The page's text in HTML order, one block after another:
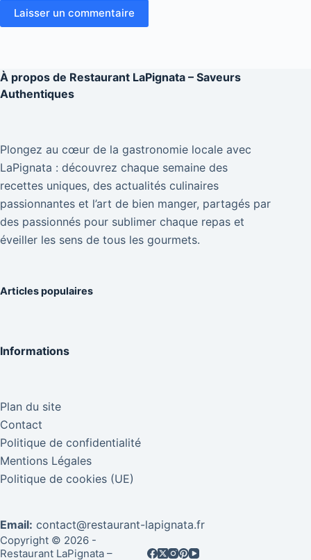
Laisser un commentaire
À propos de Restaurant LaPignata – Saveurs
Authentiques
Plongez au cœur de la gastronomie locale avec
LaPignata : découvrez chaque semaine des
recettes uniques, des actualités culinaires
passionnantes et l’art de bien manger, partagés par
des passionnés pour sublimer chaque repas et
éveiller les sens de tous les gourmets.
Articles populaires
Informations
Plan du site
Contact
Politique de confidentialité
Mentions Légales
Politique de cookies (UE)
Email: contact@restaurant-lapignata.fr
Copyright © 2026 -
Restaurant LaPignata –